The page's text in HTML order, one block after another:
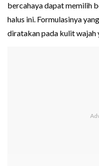
bercahaya dapat memilih
halus ini. Formulasinya
diratakan pada kulit wajah